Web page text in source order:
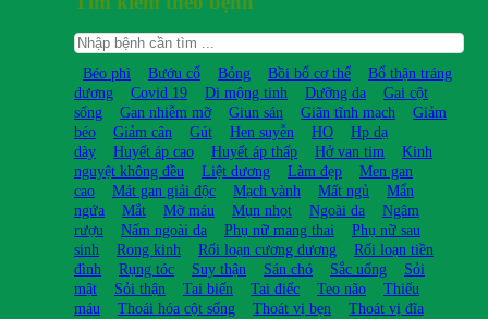
Béo phì Bướu cổ Bỏng Bồi bổ cơ thể
Bổ thận tráng
dương
Covid 19 Di mộng tinh Dưỡng da
Gai cột
sống
Gan nhiễm mỡ Giun sán Giãn tĩnh mạch
Giảm
béo
Giảm cân Gút Hen suyễn HO
Hp dạ
dày
Huyết áp cao Huyết áp thấp Hở van tim
Kinh
nguyệt không đều
Liệt dương Làm đẹp
Men gan
cao
Mát gan giải độc Mạch vành Mất ngủ
Mẩn
ngứa
Mắt Mỡ máu Mụn nhọt Ngoài da
Ngâm
rượu
Nấm ngoài da Phụ nữ mang thai
Phụ nữ sau
sinh
Rong kinh Rối loạn cương dương
Rối loạn tiền
đình
Rụng tóc Suy thận Sán chó Sắc uống
Sỏi
mật
Sỏi thận Tai biến Tai điếc Teo não
Thiếu
máu
Thoái hóa cột sống Thoát vị bẹn
Thoát vị đĩa